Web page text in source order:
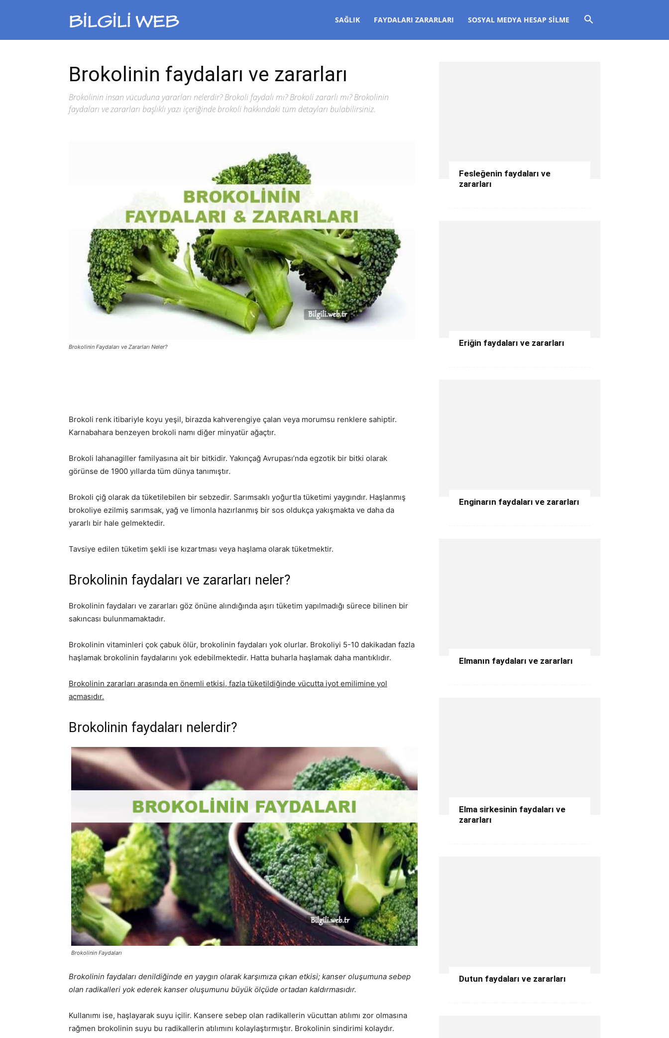
SAĞLIK FAYDALARI ZARARLARI SOSYAL MEDYA HESAP SILME
Brokolinin faydaları ve zararları
Brokolinin insan vücuduna yararları nelerdir? Brokoli faydalı mı? Brokoli zararlı mı? Brokolinin
faydaları ve zararları başlıklı yazı içeriğinde brokoli hakkındaki tüm detayları bulabilirsiniz.
Brokolinin Faydaları ve Zararları Neler?
Brokoli renk itibariyle koyu yeşil, birazda kahverengiye çalan veya morumsu renklere sahiptir.
Karnabahara benzeyen brokoli namı diğer minyatür ağaçtır.
Brokoli lahanagiller familyasına ait bir bitkidir. Yakınçağ Avrupası’nda egzotik bir bitki olarak
görünse de 1900 yıllarda tüm dünya tanımıştır.
Brokoli çiğ olarak da tüketilebilen bir sebzedir. Sarımsaklı yoğurtla tüketimi yaygındır. Haşlanmış
brokoliye ezilmiş sarımsak, yağ ve limonla hazırlanmış bir sos oldukça yakışmakta ve daha da
yararlı bir hale gelmektedir.
Tavsiye edilen tüketim şekli ise kızartması veya haşlama olarak tüketmektir.
Brokolinin faydaları ve zararları neler?
Brokolinin faydaları ve zararları göz önüne alındığında aşırı tüketim yapılmadığı sürece bilinen bir
sakıncası bulunmamaktadır.
Brokolinin vitaminleri çok çabuk ölür, brokolinin faydaları yok olurlar. Brokoliyi 5-10 dakikadan fazla
haşlamak brokolinin faydalarını yok edebilmektedir. Hatta buharla haşlamak daha mantıklıdır.
Brokolinin zararları arasında en önemli etkisi, fazla tüketildiğinde vücutta iyot emilimine yol
açmasıdır.
Brokolinin faydaları nelerdir?
Brokolinin Faydaları
Brokolinin faydaları denildiğinde en yaygın olarak karşımıza çıkan etkisi; kanser oluşumuna sebep
olan radikalleri yok ederek kanser oluşumunu büyük ölçüde ortadan kaldırmasıdır.
Kullanımı ise, haşlayarak suyu içilir. Kansere sebep olan radikallerin vücuttan atılımı zor olmasına
rağmen brokolinin suyu bu radikallerin atılımını kolaylaştırmıştır. Brokolinin sindirimi kolaydır.
Fesleğenin faydaları ve
zararları
Eriğin faydaları ve zararları
Enginarın faydaları ve zararları
Elmanın faydaları ve zararları
Elma sirkesinin faydaları ve
zararları
Dutun faydaları ve zararları